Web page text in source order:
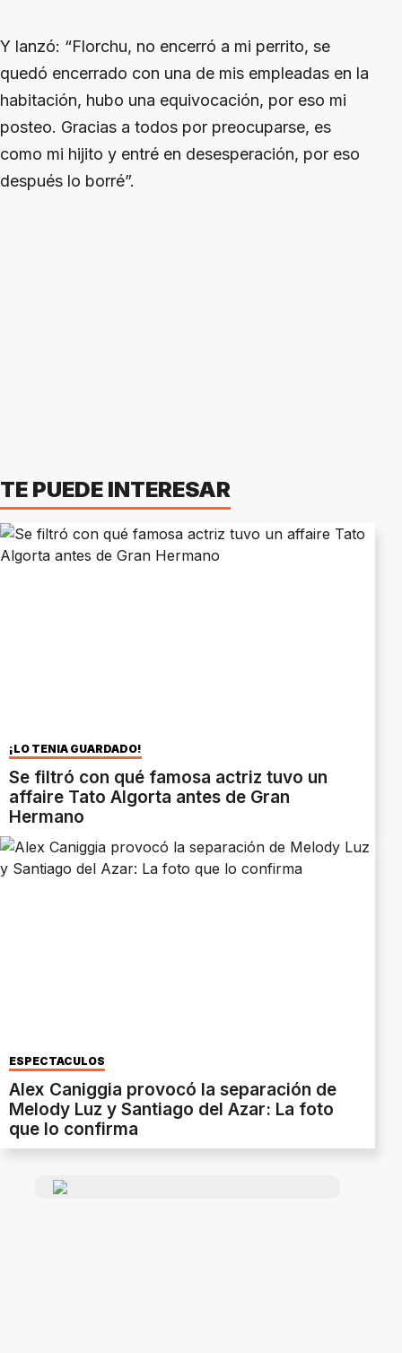
Y lanzó: “Florchu, no encerró a mi perrito, se
quedó encerrado con una de mis empleadas en la
habitación, hubo una equivocación, por eso mi
posteo. Gracias a todos por preocuparse, es
como mi hijito y entré en desesperación, por eso
después lo borré”.
TE PUEDE INTERESAR
¡LO TENÍA GUARDADO!
Se filtró con qué famosa actriz tuvo un
affaire Tato Algorta antes de Gran
Hermano
ESPECTÁCULOS
Alex Caniggia provocó la separación de
Melody Luz y Santiago del Azar: La foto
que lo confirma